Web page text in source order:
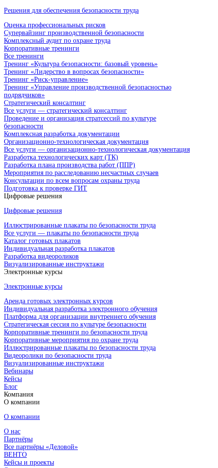
Решения для обеспечения безопасности труда
Оценка профессиональных рисков
Супервайзинг производственной безопасности
Комплексный аудит по охране труда
Корпоративные тренинги
Все тренинги
Тренинг «Культура безопасности: базовый уровень»
Тренинг «Лидерство в вопросах безопасности»
Тренинг «Риск-управление»
Тренинг «Управление производственной безопасностью
подрядчиков»
Стратегический консалтинг
Все услуги — стратегический консалтинг
Проведение и организация стратсессий по культуре
безопасности
Комплексная разработка документации
Организационно-технологическая документация
Все услуги — организационно-технологическая документация
Разработка технологических карт (ТК)
Разработка плана производства работ (ППР)
Мероприятия по расследованию несчастных случаев
Консультации по всем вопросам охраны труда
Подготовка к проверке ГИТ
Цифровые решения
Цифровые решения
Иллюстрированные плакаты по безопасности труда
Все услуги — плакаты по безопасности труда
Каталог готовых плакатов
Индивидуальная разработка плакатов
Разработка видеороликов
Визуализированные инструктажи
Электронные курсы
Электронные курсы
Аренда готовых электронных курсов
Индивидуальная разработка электронного обучения
Платформа для организации внутреннего обучения
Стратегическая сессия по культуре безопасности
Корпоративные тренинги по безопасности труда
Корпоративные мероприятия по охране труда
Иллюстрированные плакаты по безопасности труда
Видеоролики по безопасности труда
Визуализированные инструктажи
Вебинары
Кейсы
Блог
Компания
О компании
О компании
О нас
Партнёры
Все партнёры «Деловой»
ВЕНТО
Кейсы и проекты